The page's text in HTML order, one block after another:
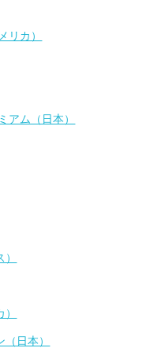
リカ）
アム（日本）
日本）